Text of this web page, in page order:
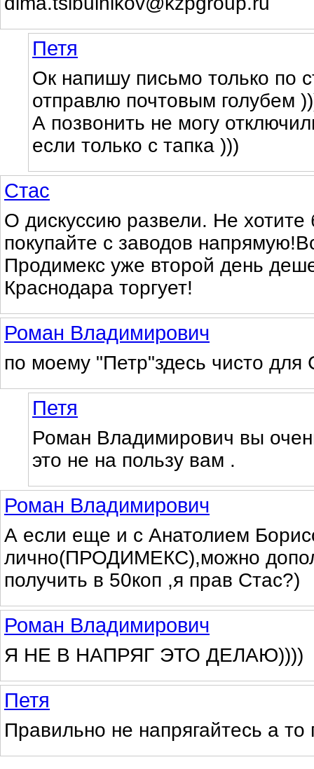
Петя
Ок напишу письмо только по
отправлю почтовым голубем
А позвонить не могу
если только с тапка )))
Стас
О дискуссию развели. Не хотите
покупайте с заводов
Продимекс уже второй день
Краснодара торгует!
Роман Владимирович
по моему "Петр"здесь чисто
Петя
Роман Владимирович вы
это не на пользу вам .
Роман Владимирович
А если еще и с Анатолием
лично(ПРОДИМЕКС),можно
получить в 50коп ,я прав Стас?)
Роман Владимирович
Я НЕ В НАПРЯГ ЭТО ДЕЛАЮ))))
Петя
Правильно не напрягайтесь а то